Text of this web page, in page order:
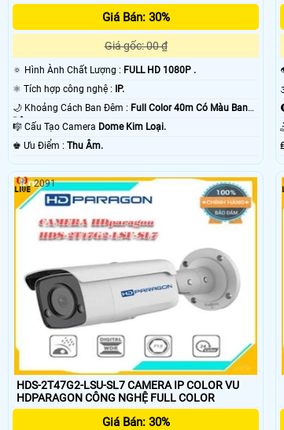
Giá Bán: 30%
Giá gốc: 00 ₫
🔅 Hình Ành Chất Lượng : FULL HD 1080P .
⚛️ Tích hợp công nghệ : IP.
🌙 Khoảng Cách Ban Đêm : Full Color 40m Có Màu Ban
Đêm.🎼️ Cấu Tạo Camera Dome Kim Loại.
️♚ Ưu Điểm : Thu Âm.
HDS-2T47G2-LSU-SL7 CAMERA IP COLOR VU
HDPARAGON CÔNG NGHỆ FULL COLOR
Giá Bán: 30%
2091